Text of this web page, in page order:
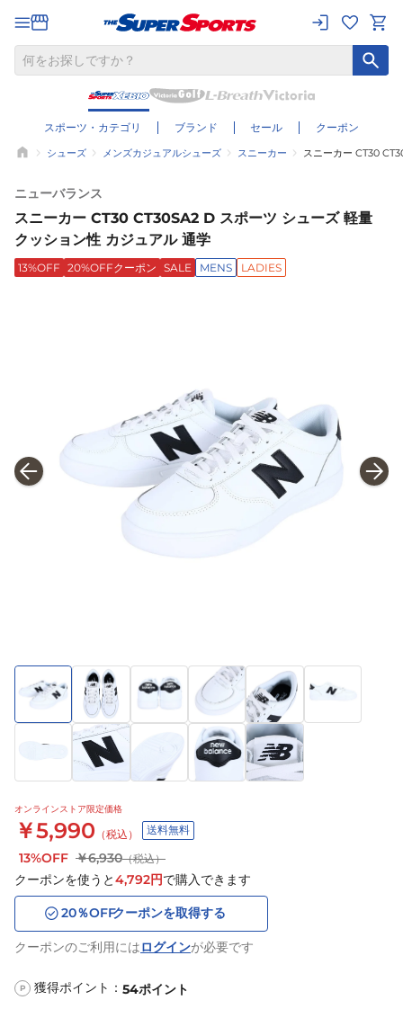
スポーツ・カテゴリ ブランド セール クーポン
シューズ メンズカジュアルシューズ スニーカー スニーカー CT30
ニューバランス
スニーカー CT30 CT30SA2 D スポーツ シューズ 軽量
クッション性 カジュアル 通学
13%OFF 20%OFFクーポン SALE MENS LADIES
オンラインストア限定価格
￥5,990 （税込） 送料無料
13%OFF ￥6,930（税込）
クーポンを使うと4,792円で購入できます
20％OFFクーポンを取得する
クーポンのご利用にはログインが必要です
P 獲得ポイント： 54ポイント